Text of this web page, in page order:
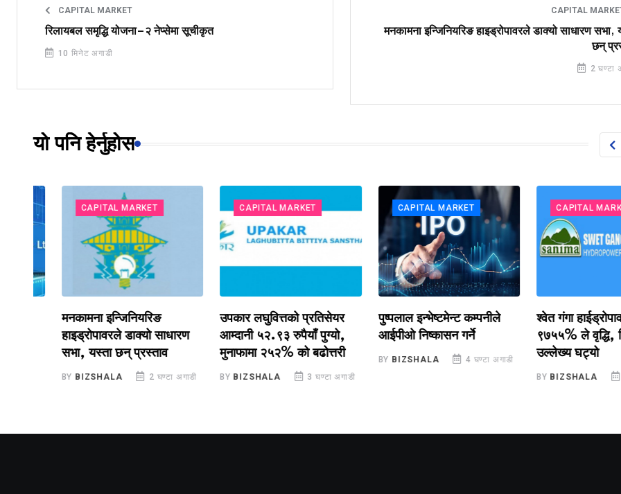
CAPITAL MARKET
रिलायबल समृद्धि योजना–२ नेप्सेमा सूचीकृत
10 मिनेट अगाडी
CAPITAL
मनकामना इन्जिनियरिङ हाइड्रोपावरले डाक्यो साधारण सभा,
छन्
2 घण्टा
यो पनि हेर्नुहोस
CAPITAL MARKET
मनकामना इन्जिनियरिङ
हाइड्रोपावरले डाक्यो साधारण
सभा, यस्ता छन् प्रस्ताव
BIZSHALA 2 घण्टा अगाडी
CAPITAL MARKET
उपकार लघुवित्तको प्रतिसेयर
आम्दानी ५२.९३ रुपैयाँ पुग्यो,
मुनाफामा २५२% को बढोत्तरी
BY BIZSHALA 3 घण्टा अगाडी
CAPITAL MARKET
पुष्पलाल इन्भेष्टमेन्ट कम्पनीले
आईपीओ निष्कासन गर्ने
BIZSHALA 4 घण्टा अगाडी
CAPITAL MARKET
श्वेत गंगा हाईड्रोपावरको
९७५५% ले वृद्धि, वित्त
उल्लेख्य घट्यो
BIZSHALA 4 घण्टा